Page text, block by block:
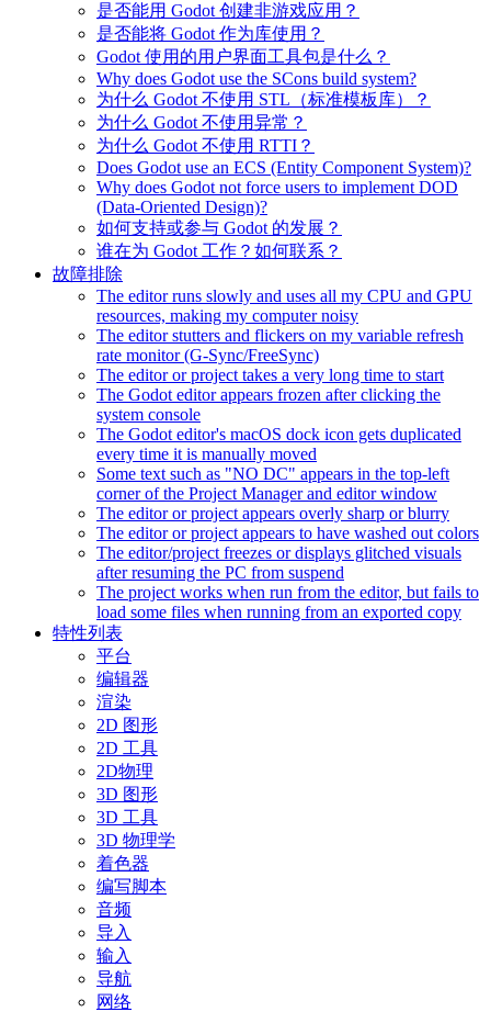
是否能用 Godot 创建非游戏应用？
是否能将 Godot 作为库使用？
Godot 使用的用户界面工具包是什么？
Why does Godot use the SCons build system?
为什么 Godot 不使用 STL（标准模板库）？
为什么 Godot 不使用异常？
为什么 Godot 不使用 RTTI？
Does Godot use an ECS (Entity Component System)?
Why does Godot not force users to implement DOD
(Data-Oriented Design)?
如何支持或参与 Godot 的发展？
谁在为 Godot 工作？如何联系？
故障排除
The editor runs slowly and uses all my CPU and GPU
resources, making my computer noisy
The editor stutters and flickers on my variable refresh
rate monitor (G-Sync/FreeSync)
The editor or project takes a very long time to start
The Godot editor appears frozen after clicking the
system console
The Godot editor's macOS dock icon gets duplicated
every time it is manually moved
Some text such as "NO DC" appears in the top-left
corner of the Project Manager and editor window
The editor or project appears overly sharp or blurry
The editor or project appears to have washed out colors
The editor/project freezes or displays glitched visuals
after resuming the PC from suspend
The project works when run from the editor, but fails to
load some files when running from an exported copy
特性列表
平台
编辑器
渲染
2D 图形
2D 工具
2D物理
3D 图形
3D 工具
3D 物理学
着色器
编写脚本
音频
导入
输入
导航
网络